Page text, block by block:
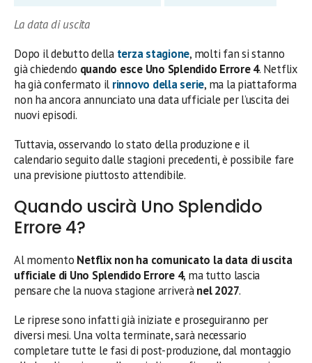
La data di uscita
Dopo il debutto della terza stagione, molti fan si stanno
già chiedendo quando esce Uno Splendido Errore 4. Netflix
ha già confermato il rinnovo della serie, ma la piattaforma
non ha ancora annunciato una data ufficiale per l’uscita dei
nuovi episodi.
Tuttavia, osservando lo stato della produzione e il
calendario seguito dalle stagioni precedenti, è possibile fare
una previsione piuttosto attendibile.
Quando uscirà Uno Splendido
Errore 4?
Al momento Netflix non ha comunicato la data di uscita
ufficiale di Uno Splendido Errore 4, ma tutto lascia
pensare che la nuova stagione arriverànel 2027.
Le riprese sono infatti già iniziate e proseguiranno per
diversi mesi. Una volta terminate, sarà necessario
completare tutte le fasi di post-produzione, dal montaggio